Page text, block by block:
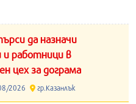
да назначи
работници в
цех за дограма
2026 гр.Казанлък